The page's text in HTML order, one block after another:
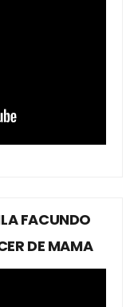
FACUNDO
DE MAMA